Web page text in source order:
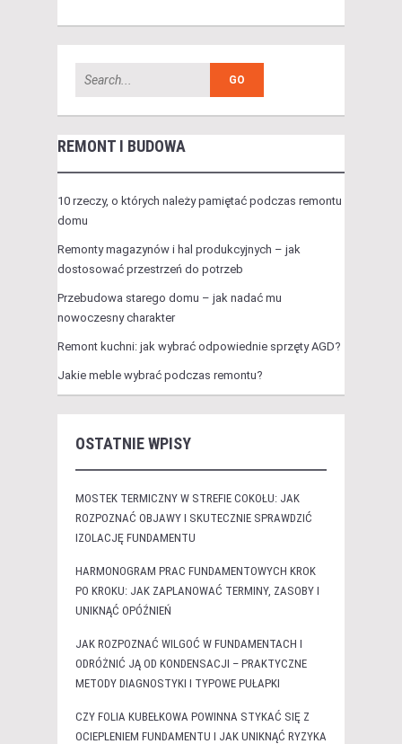
REMONT I BUDOWA
10 rzeczy, o których należy pamiętać podczas remontu
domu
Remonty magazynów i hal produkcyjnych – jak
dostosować przestrzeń do potrzeb
Przebudowa starego domu – jak nadać mu
nowoczesny charakter
Remont kuchni: jak wybrać odpowiednie sprzęty AGD?
Jakie meble wybrać podczas remontu?
OSTATNIE WPISY
MOSTEK TERMICZNY W STREFIE COKOŁU: JAK
ROZPOZNAĆ OBJAWY I SKUTECZNIE SPRAWDZIĆ
IZOLACJĘ FUNDAMENTU
HARMONOGRAM PRAC FUNDAMENTOWYCH KROK
PO KROKU: JAK ZAPLANOWAĆ TERMINY, ZASOBY I
UNIKNĄĆ OPÓŹNIEŃ
JAK ROZPOZNAĆ WILGOĆ W FUNDAMENTACH I
ODRÓŻNIĆ JĄ OD KONDENSACJI – PRAKTYCZNE
METODY DIAGNOSTYKI I TYPOWE PUŁAPKI
CZY FOLIA KUBEŁKOWA POWINNA STYKAĆ SIĘ Z
OCIEPLENIEM FUNDAMENTU I JAK UNIKNĄĆ RYZYKA